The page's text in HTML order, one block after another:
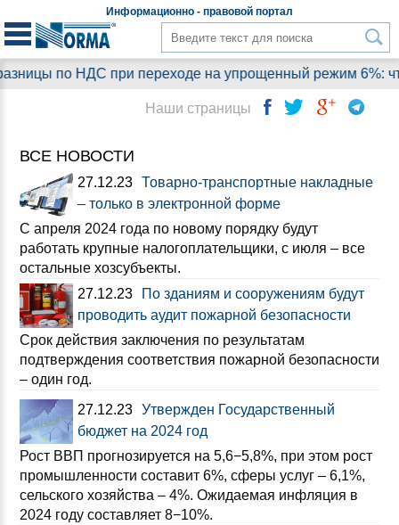
Информационно - правовой портал
по НДС при переходе на упрощенный режим 6%: что
ВСЕ НОВОСТИ
27.12.23 Товарно-транспортные накладные
– только в электронной форме
С апреля 2024 года по новому порядку будут
работать крупные налогоплательщики, с июля – все
остальные хозсубъекты.
27.12.23
По зданиям и сооружениям будут
проводить аудит пожарной безопасности
Срок действия заключения по результатам
подтверждения соответствия пожарной безопасности
– один год.
27.12.23 Утвержден Государственный
бюджет на 2024 год
Рост ВВП прогнозируется на 5,6−5,8%, при этом рост
промышленности составит 6%, сферы услуг – 6,1%,
сельского хозяйства – 4%. Ожидаемая инфляция в
2024 году составляет 8−10%.
Наши страницы